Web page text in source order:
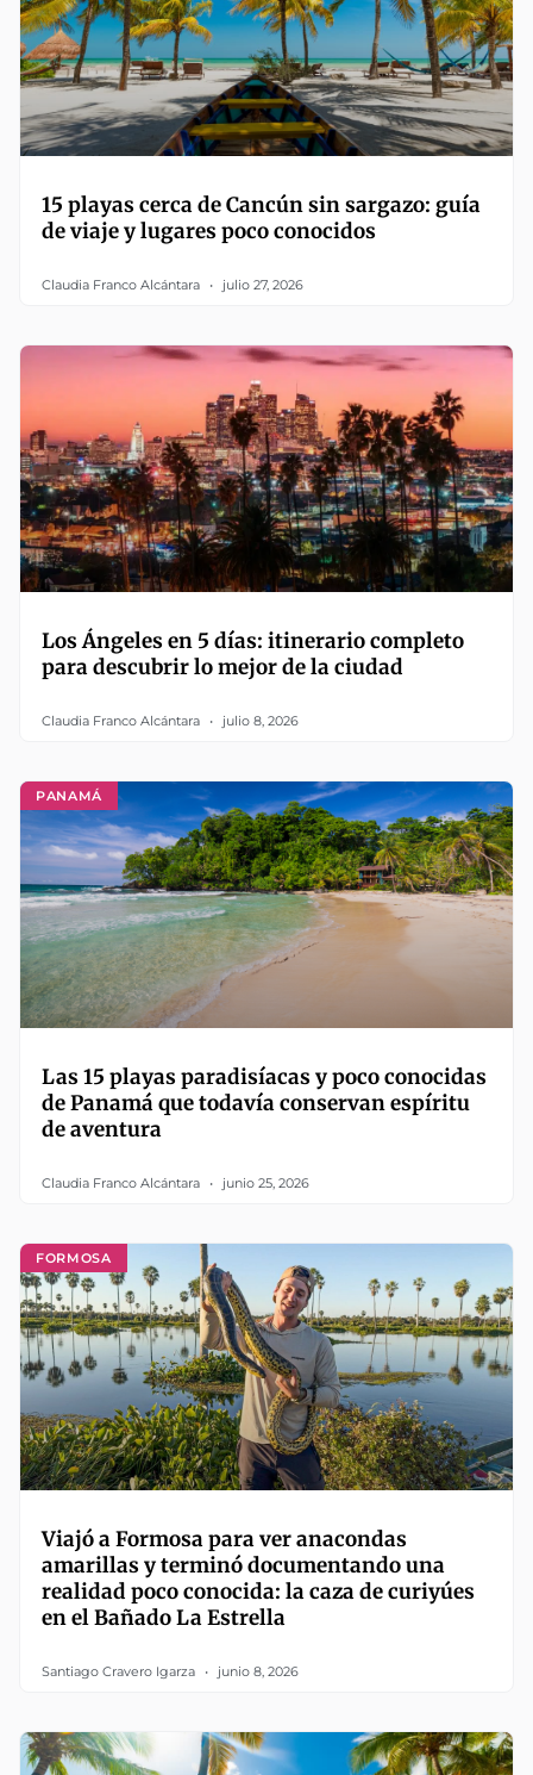
15 playas cerca de Cancún sin sargazo: guía
de viaje y lugares poco conocidos
Claudia Franco Alcántara julio 27, 2026
Los Ángeles en 5 días: itinerario completo
para descubrir lo mejor de la ciudad
Claudia Franco Alcántara julio 8, 2026
PANAMÁ
Las 15 playas paradisíacas y poco conocidas
de Panamá que todavía conservan espíritu
de aventura
Claudia Franco Alcántara junio 25, 2026
FORMOSA
Viajó a Formosa para ver anacondas
amarillas y terminó documentando una
realidad poco conocida: la caza de curiyúes
en el Bañado La Estrella
Santiago Cravero Igarza junio 8, 2026